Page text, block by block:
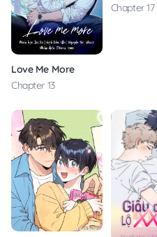
Love Me More
Chapter 13
Chapter 17